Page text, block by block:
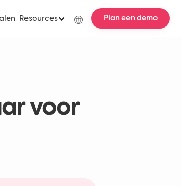
Resources Plan een demo
voor